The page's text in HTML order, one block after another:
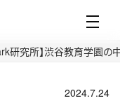
研究所】渋谷教育学園の
2024.7.24